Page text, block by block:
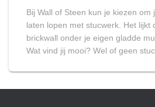
Bij Wall of Steen kun je kiezen om
laten lopen met stucwerk. Het lijkt
brickwall onder je eigen gladde
Wat vind jij mooi? Wel of geen